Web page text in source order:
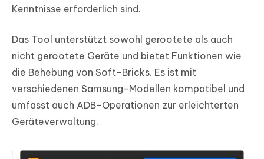
Kenntnisse erforderlich sind.
Das Tool unterstützt sowohl gerootete als auch
nicht gerootete Geräte und bietet Funktionen wie
die Behebung von Soft-Bricks. Es ist mit
verschiedenen Samsung-Modellen kompatibel und
umfasst auch ADB-Operationen zur erleichterten
Geräteverwaltung.